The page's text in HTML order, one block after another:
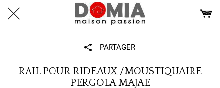
PARTAGER
RAIL POUR RIDEAUX /MOUSTIQUAIRE
PERGOLA MAJAE